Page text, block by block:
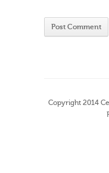
Copyright 2014